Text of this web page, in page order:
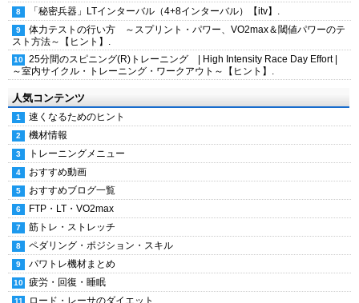
「秘密兵器」LTインターバル（4+8インターバル）【itv】.
体力テストの行い方 ～スプリント・パワー、VO2max＆閾値パワーのテ
スト方法～【ヒント】.
25分間のスピニング(R)トレーニング | High Intensity Race Day Effort |
～室内サイクル・トレーニング・ワークアウト～【ヒント】.
人気コンテンツ
速くなるためのヒント
機材情報
トレーニングメニュー
おすすめ動画
おすすめブログ一覧
FTP・LT・VO2max
筋トレ・ストレッチ
ペダリング・ポジション・スキル
パワトレ機材まとめ
疲労・回復・睡眠
ロード・レーサのダイエット